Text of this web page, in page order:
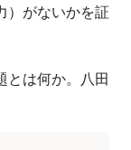
）がないかを証
とは何か。八田